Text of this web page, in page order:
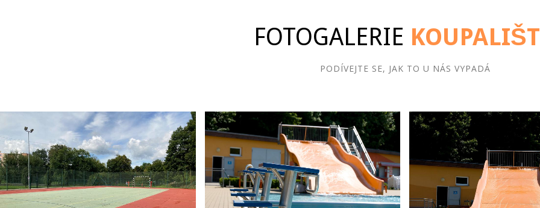
FOTOGALERIE
PODÍVEJTE SE, JAK TO U NÁS VYPADÁ